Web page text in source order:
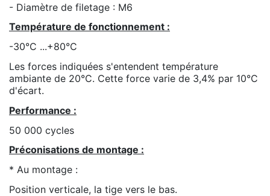
- Diamètre de filetage : M6
Température de fonctionnement :
-30°C ...+80°C
Les forces indiquées s'entendent température
ambiante de 20°C. Cette force varie de 3,4% par 10°C
d'écart.
Performance :
50 000 cycles
Préconisations de montage :
* Au montage :
Position verticale, la tige vers le bas.